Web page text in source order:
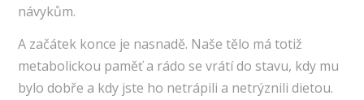
návykům.
A začátek konce je nasnadě. Naše tělo má totiž
metabolickou paměť a rádo se vrátí do stavu, kdy mu
bylo dobře a kdy jste ho netrápili a netrýznili dietou.